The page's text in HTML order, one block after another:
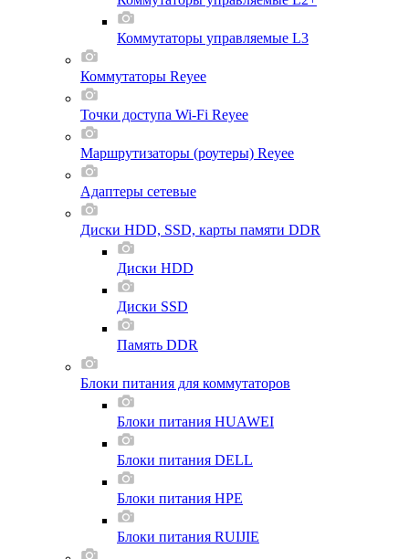
Коммутаторы управляемые L3
Коммутаторы Reyee
Точки доступа Wi-Fi Reyee
Маршрутизаторы (роутеры) Reyee
Адаптеры сетевые
Диски HDD, SSD, карты памяти DDR
Диски HDD
Диски SSD
Память DDR
Блоки питания для коммутаторов
Блоки питания HUAWEI
Блоки питания DELL
Блоки питания HPE
Блоки питания RUIJIE